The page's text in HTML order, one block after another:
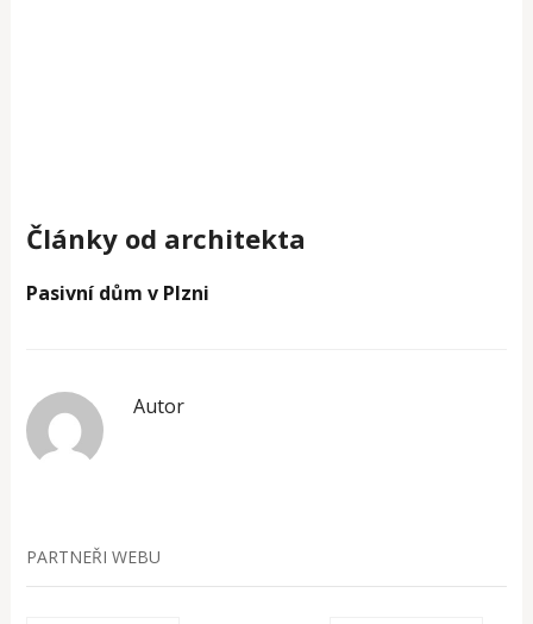
Články od architekta
Pasivní dům v Plzni
Autor
PARTNEŘI WEBU